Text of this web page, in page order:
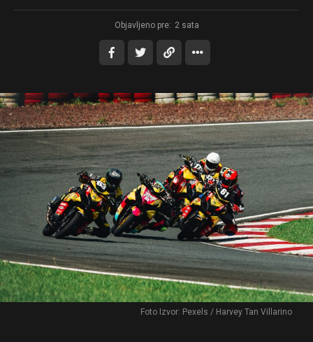
Objavljeno pre: 2 sata
Foto Izvor: Pexels / Harvey Tan Villarino